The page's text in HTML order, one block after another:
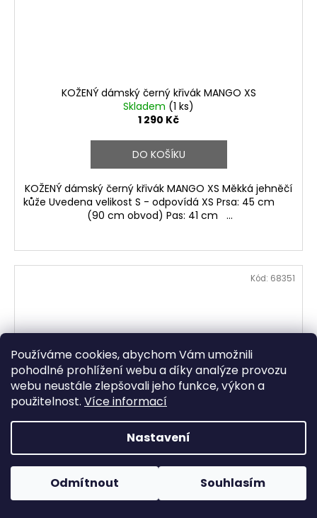
Používáme cookies, abychom Vám umožnili
pohodlné prohlížení webu a díky analýze provozu
webu neustále zlepšovali jeho funkce, výkon a
použitelnost. Více informací
Nastavení
Odmítnout Souhlasím
KOŽENÝ dámský černý křivák MANGO XS
Skladem (1 ks)
1 290 Kč
DO KOŠÍKU
KOŽENÝ dámský černý křivák MANGO XS Měkká jehněčí
kůže Uvedena velikost S - odpovídá XS Prsa: 45 cm
(90 cm obvod) Pas: 41 cm ...
Kožená dámská extravagantní barevná bunda XS*
Kód: 68351